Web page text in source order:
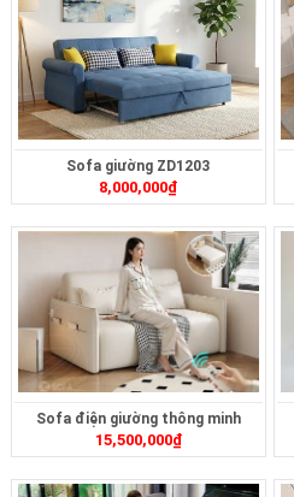
Sofa giường ZD1203
8,000,000₫
Sofa điện giường thông minh
ZD399
15,500,000₫